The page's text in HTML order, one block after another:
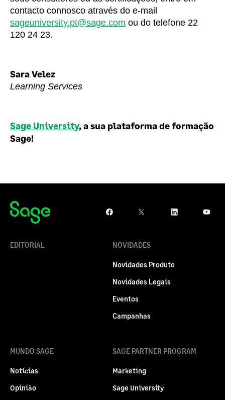
contacto connosco através do e-mail
sageuniversity.pt@sage.com ou do telefone 22
120 24 23.
Sara Velez
Learning Services
Sage University, a sua plataforma de formação
Sage!
EDITORIAL NOVIDADES
Novidades Produto
Novidades Legais
Eventos
Campanhas
MUNDO SAGE
Notícias
Opinião
SAGE PARTNER PROGRAM
Marketing
Sage University